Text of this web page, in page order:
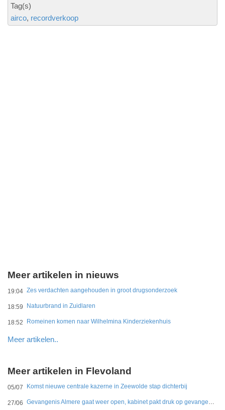
Tag(s)
airco recordverkoop
Meer artikelen in nieuws
19:04 Zes verdachten aangehouden in groot drugsonderzoek
18:59 Natuurbrand in Zuidlaren
18:52 Romeinen komen naar Wilhelmina Kinderziekenhuis
Meer artikelen..
Meer artikelen in Flevoland
05/07 Komst nieuwe centrale kazerne in Zeewolde stap dichterbij
27/06 Gevangenis Almere gaat weer open, kabinet pakt druk op gevangenissen aan